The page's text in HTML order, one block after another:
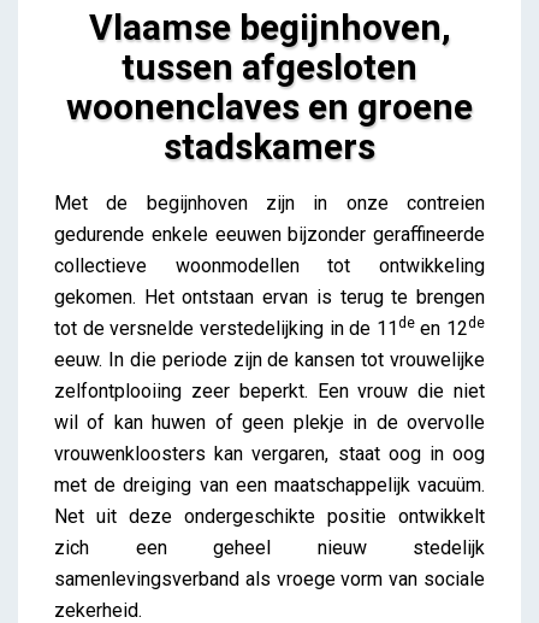
Vlaamse begijnhoven,
tussen afgesloten
woonenclaves en groene
stadskamers
Vlaamse begijnhoven, tussen afgesloten
woonenclaves en groene stadskamers
Lieve Drooghmans
Met de begijnhoven zijn in onze contreien
gedurende enkele eeuwen bijzonder geraffineerde
collectieve woonmodellen tot ontwikkeling
gekomen. Het ontstaan ervan is terug te brengen
tot de versnelde verstedelijking in de 11deen 12de
eeuw. In die periode zijn de kansen tot vrouwelijke
zelfontplooiing zeer beperkt. Een vrouw die niet
wil of kan huwen of geen plekje in de overvolle
vrouwenkloosters kan vergaren, staat oog in oog
met de dreiging van een maatschappelijk vacuüm.
Net uit deze ondergeschikte positie ontwikkelt
zich een geheel nieuw stedelijk
samenlevingsverband als vroege vorm van sociale
zekerheid.